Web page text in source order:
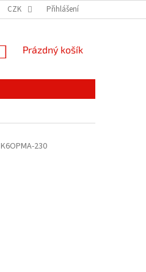
NOVINKY
CZK Přihlášení
NÁKUPNÍ
Prázdný košík
K6OPMA-230